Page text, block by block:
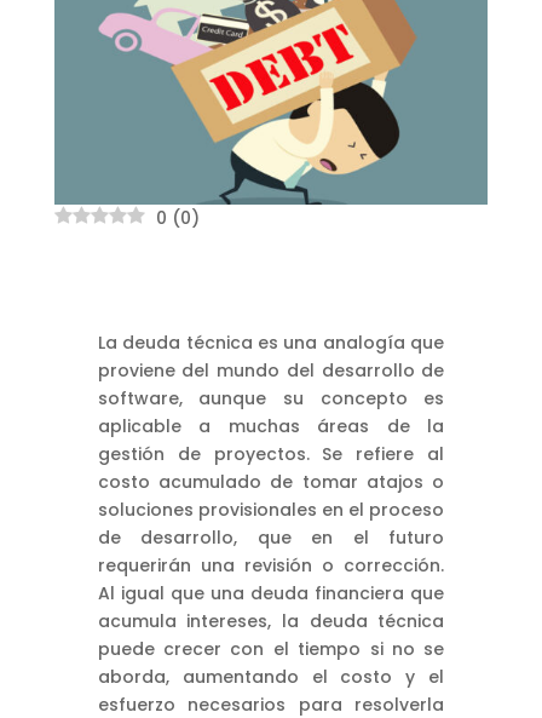
0 (0)
La deuda técnica es una analogía que
proviene del mundo del desarrollo de
software, aunque su concepto es
aplicable a muchas áreas de la
gestión de proyectos. Se refiere al
costo acumulado de tomar atajos o
soluciones provisionales en el proceso
de desarrollo, que en el futuro
requerirán una revisión o corrección.
Al igual que una deuda financiera que
acumula intereses, la deuda técnica
puede crecer con el tiempo si no se
aborda, aumentando el costo y el
esfuerzo necesarios para resolverla